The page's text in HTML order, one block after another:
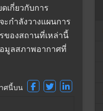
เกี่ยวกับการ
กำลังวางแผนการ
ของสถานที่เหล่านี้
มูลสภาพอากาศที่
ศนี้บน